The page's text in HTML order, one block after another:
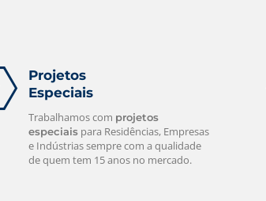
Projetos
Especiais
Trabalhamos com projetos
especiais para Residências, Empresas
e Indústrias sempre com a qualidade
de quem tem 15 anos no mercado.